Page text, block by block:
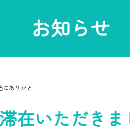
お知らせ
ありがと
在いただき